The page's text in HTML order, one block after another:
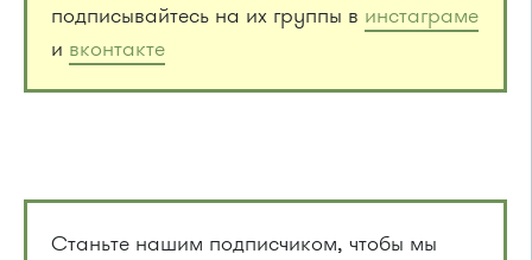
подписывайтесь на их группы в инстаграме
и вконтакте
Станьте нашим подписчиком, чтобы мы